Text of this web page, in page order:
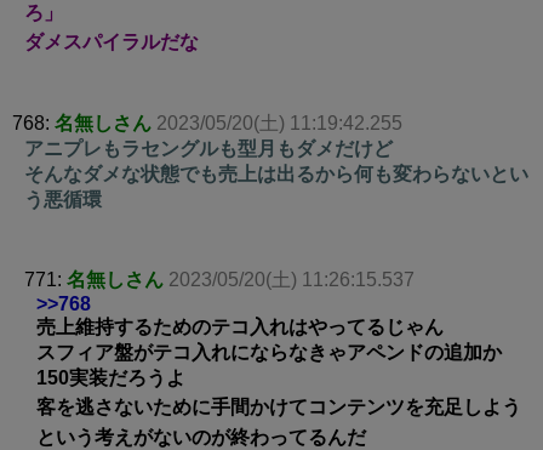
ろ」
ダメスパイラルだな
768: 名無しさん 2023/05/20(土) 11:19:42.255
アニプレもラセングルも型月もダメだけど
そんなダメな状態でも売上は出るから何も変わらないとい
う悪循環
771: 名無しさん 2023/05/20(土) 11:26:15.537
>>768
売上維持するためのテコ入れはやってるじゃん
スフィア盤がテコ入れにならなきゃアペンドの追加か
150実装だろうよ
客を逃さないために手間かけてコンテンツを充足しよう
という考えがないのが終わってるんだ